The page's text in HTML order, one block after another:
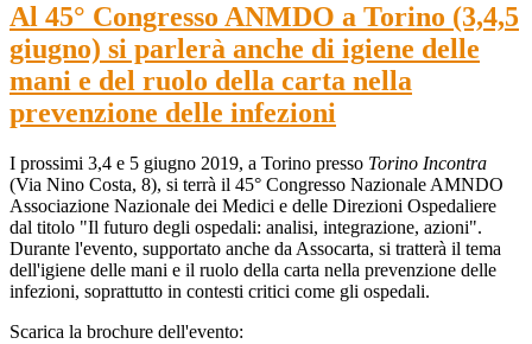
Al 45° Congresso ANMDO a Torino (3,4,5
giugno) si parlerà anche di igiene delle
mani e del ruolo della carta nella
prevenzione delle infezioni
I prossimi 3,4 e 5 giugno 2019, a Torino presso Torino Incontra
(Via Nino Costa, 8), si terrà il 45° Congresso Nazionale AMNDO
Associazione Nazionale dei Medici e delle Direzioni Ospedaliere
dal titolo "Il futuro degli ospedali: analisi, integrazione, azioni".
Durante l'evento, supportato anche da Assocarta, si tratterà il tema
dell'igiene delle mani e il ruolo della carta nella prevenzione delle
infezioni, soprattutto in contesti critici come gli ospedali.
Scarica la brochure dell'evento: